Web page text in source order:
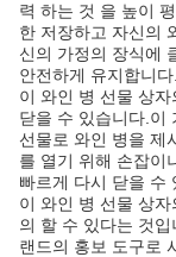
력 하는 것 을 높이
한 저장하고 자신의
신의 가정의 장식에
안전하게 유지합니다.
이 와인 병 선물 상
닫을 수 있습니다.이
선물로 와인 병을 제
를 열기 위해 손잡이
빠르게 다시 닫을 수
이 와인 병 선물 상
의 할 수 있다는 것
랜드의 홍보 도구로